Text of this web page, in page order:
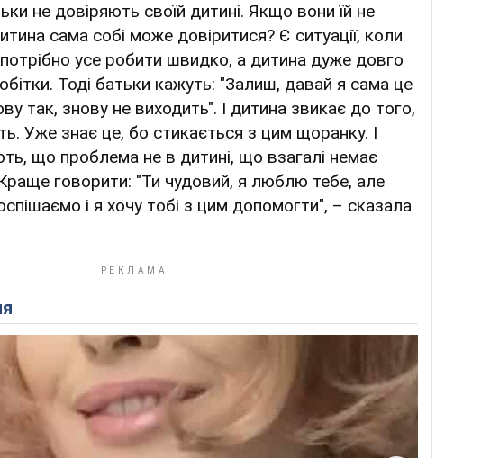
не довіряють своїй дитині. Якщо вони їй не
сама собі може довіритися? Є ситуації, коли
усе робити швидко, а дитина дуже довго
Тоді батьки кажуть: "Залиш, давай я сама це
так, знову не виходить". І дитина звикає до того,
Уже знає це, бо стикається з цим щоранку. І
що проблема не в дитині, що взагалі немає
говорити: "Ти чудовий, я люблю тебе, але
і я хочу тобі з цим допомогти", – сказала